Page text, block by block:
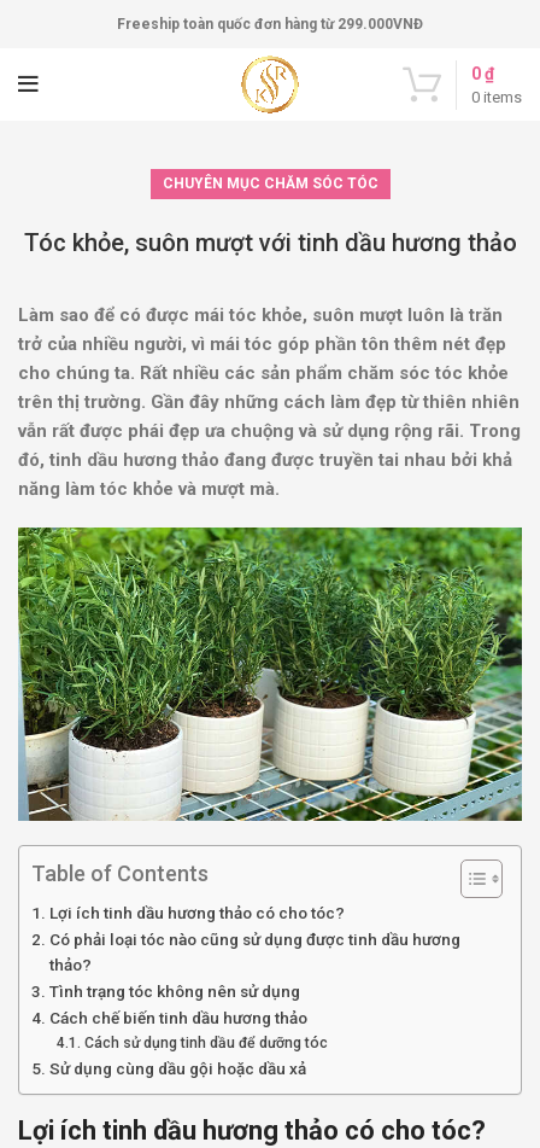
Freeship toàn quốc đơn hàng từ 299.000VNĐ
0 items
0₫
CHUYÊN MỤC CHĂM SÓC TÓC
Tóc khỏe, suôn mượt với tinh dầu hương thảo
Làm sao để có được mái tóc khỏe, suôn mượt luôn là trăn
trở của nhiều người, vì mái tóc góp phần tôn thêm nét đẹp
cho chúng ta. Rất nhiều các sản phẩm chăm sóc tóc khỏe
trên thị trường. Gần đây những cách làm đẹp từ thiên nhiên
vẫn rất được phái đẹp ưa chuộng và sử dụng rộng rãi. Trong
đó, tinh dầu hương thảo đang được truyền tai nhau bởi khả
năng làm tóc khỏe và mượt mà.
Table of Contents
Lợi ích tinh dầu hương thảo có cho tóc?
Có phải loại tóc nào cũng sử dụng được tinh dầu hương
thảo?
Tình trạng tóc không nên sử dụng
Cách chế biến tinh dầu hương thảo
Cách sử dụng tinh dầu để dưỡng tóc
Sử dụng cùng dầu gội hoặc dầu xả
Lợi ích tinh dầu hương thảo có cho tóc?